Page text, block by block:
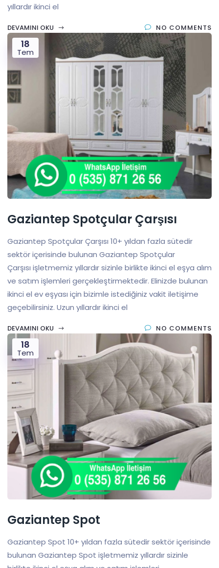
yıllardır ikinci el
DEVAMINI OKU NO COMMENTS
18
Tem
Gaziantep Spotçular Çarşısı
Gaziantep Spotçular Çarşısı 10+ yıldan fazla sütedir
sektör içerisinde bulunan Gaziantep Spotçular
Çarşısı işletmemiz yıllardır sizinle birlikte ikinci el eşya alım
ve satım işlemleri gerçekleştirmektedir. Elinizde bulunan
ikinci el ev eşyası için bizimle istediğiniz vakit iletişime
geçebilirsiniz. Uzun yıllardır ikinci el
DEVAMINI OKU NO COMMENTS
18
Tem
Gaziantep Spot
Gaziantep Spot 10+ yıldan fazla sütedir sektör içerisinde
bulunan Gaziantep Spot işletmemiz yıllardır sizinle